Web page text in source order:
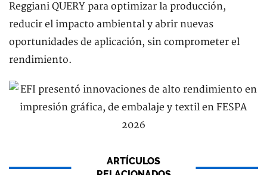
Reggiani QUERY para optimizar la producción,
reducir el impacto ambiental y abrir nuevas
oportunidades de aplicación, sin comprometer el
rendimiento.
ARTÍCULOS